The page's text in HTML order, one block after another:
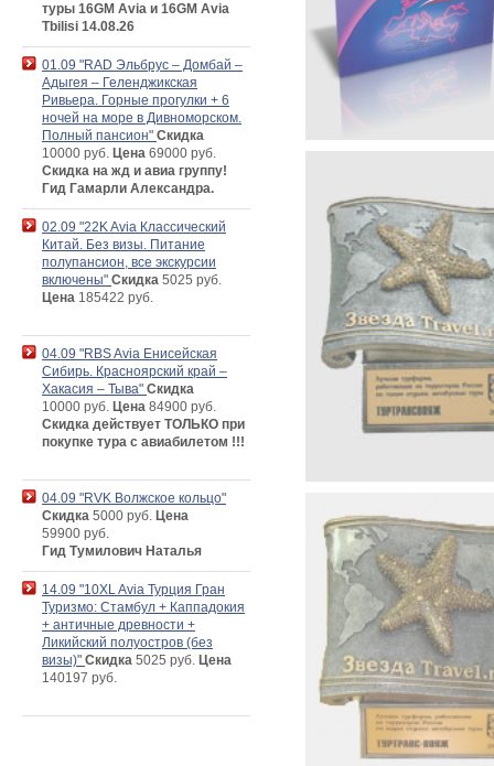
туры 16GM Avia и 16GM Avia
Tbilisi 14.08.26
01.09 "RAD Эльбрус – Домбай –
Адыгея – Геленджикская
Ривьера. Горные прогулки + 6
ночей на море в Дивноморском.
Полный пансион" Скидка
10000 руб. Цена 69000 руб.
Скидка на жд и авиа группу!
Гид Гамарли Александра.
02.09 "22K Avia Классический
Китай. Без визы. Питание
полупансион, все экскурсии
включены" Скидка 5025 руб.
Цена 185422 руб.
04.09 "RBS Avia Енисейская
Сибирь. Красноярский край –
Хакасия – Тыва" Скидка
10000 руб. Цена 84900 руб.
Скидка действует ТОЛЬКО при
покупке тура с авиабилетом !!!
04.09 "RVK Волжское кольцо"
Скидка 5000 руб. Цена
59900 руб.
Гид Тумилович Наталья
14.09 "10XL Avia Турция Гран
Туризмо: Стамбул + Каппадокия
+ античные древности +
Ликийский полуостров (без
визы)" Скидка 5025 руб. Цена
140197 руб.